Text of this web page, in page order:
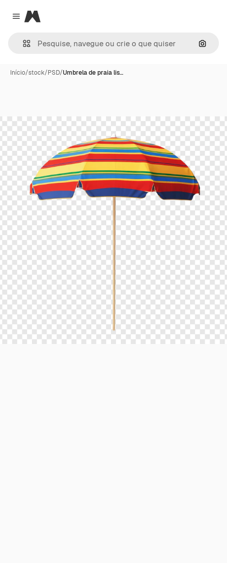
Close menu
Magnific
Início/stock/PSD/Umbrela de praia lis…